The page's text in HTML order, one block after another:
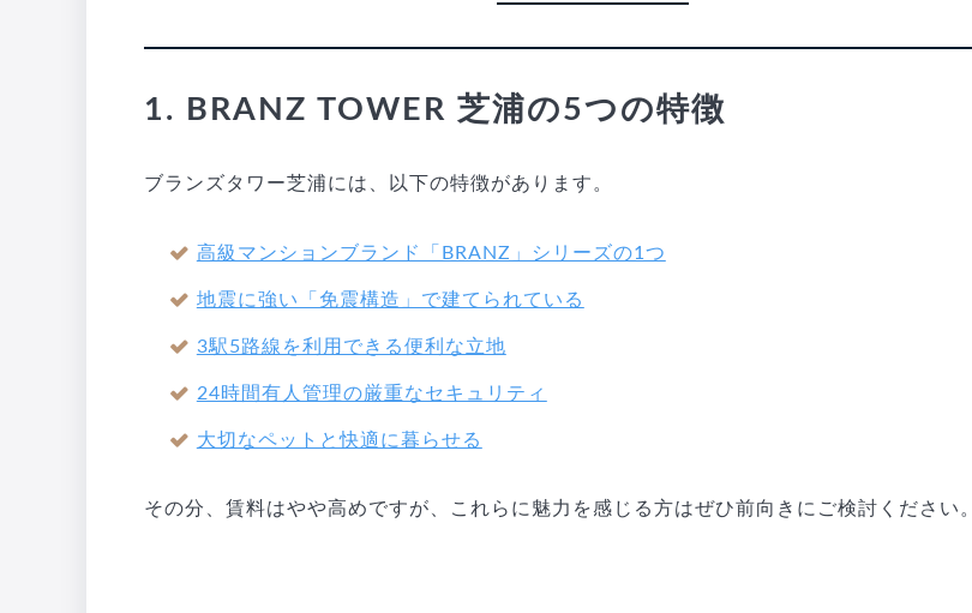
1. BRANZ TOWER 芝浦の5つの特徴
ブランズタワー芝浦には、以下の特徴があります。
高級マンションブランド「BRANZ」シリーズの1つ
地震に強い「免震構造」で建てられている
3駅5路線を利用できる便利な立地
24時間有人管理の厳重なセキュリティ
大切なペットと快適に暮らせる
その分、賃料はやや高めですが、これらに魅力を感じる方はぜひ前向きにご検討ください。